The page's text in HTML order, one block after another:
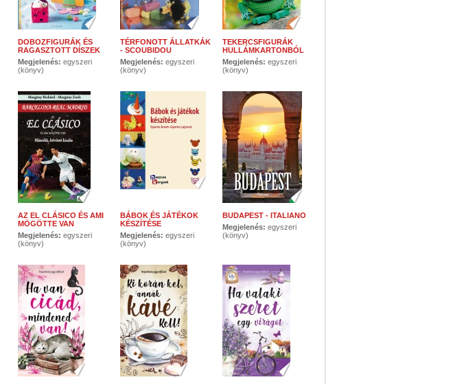
DOBOZFIGURÁK ÉS
RAGASZTOTT DÍSZEK
Megjelenés: egyszeri
(könyv)
TÉRFONOTT ÁLLATKÁK
- SCOUBIDOU
Megjelenés: egyszeri
(könyv)
TEKERCSFIGURÁK
HULLÁMKARTONBÓL
Megjelenés: egyszeri
(könyv)
AZ EL CLÁSICO ÉS AMI
MÖGÖTTE VAN
Megjelenés: egyszeri
(könyv)
BÁBOK ÉS JÁTÉKOK
KÉSZÍTÉSE
Megjelenés: egyszeri
(könyv)
BUDAPEST - ITALIANO
Megjelenés: egyszeri
(könyv)